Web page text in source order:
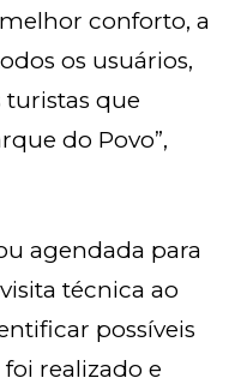
conforto, a
os usuários,
turistas que
do Povo”,
agendada para
técnica ao
possíveis
realizado e